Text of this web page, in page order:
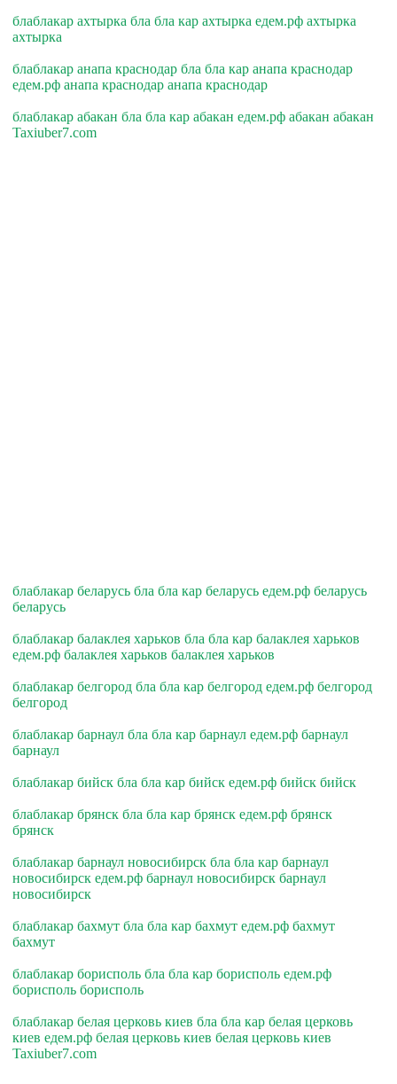
блаблакар ахтырка бла бла кар ахтырка едем.рф ахтырка
ахтырка
блаблакар анапа краснодар бла бла кар анапа краснодар
едем.рф анапа краснодар анапа краснодар
блаблакар абакан бла бла кар абакан едем.рф абакан абакан
Taxiuber7.com
блаблакар беларусь бла бла кар беларусь едем.рф беларусь
беларусь
блаблакар балаклея харьков бла бла кар балаклея харьков
едем.рф балаклея харьков балаклея харьков
блаблакар белгород бла бла кар белгород едем.рф белгород
белгород
блаблакар барнаул бла бла кар барнаул едем.рф барнаул
барнаул
блаблакар бийск бла бла кар бийск едем.рф бийск бийск
блаблакар брянск бла бла кар брянск едем.рф брянск
брянск
блаблакар барнаул новосибирск бла бла кар барнаул
новосибирск едем.рф барнаул новосибирск барнаул
новосибирск
блаблакар бахмут бла бла кар бахмут едем.рф бахмут
бахмут
блаблакар борисполь бла бла кар борисполь едем.рф
борисполь борисполь
блаблакар белая церковь киев бла бла кар белая церковь
киев едем.рф белая церковь киев белая церковь киев
Taxiuber7.com